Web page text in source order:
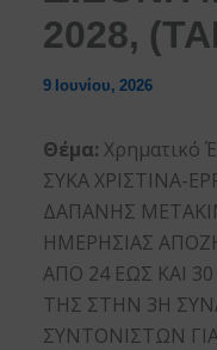
2028,
9 Ιουνίου, 2026
Θέμα: Χρηματικό
ΣΥΚΑ ΧΡΙΣΤΙΝΑ-
ΔΑΠΑΝΗΣ
ΗΜΕΡΗΣΙΑΣ
ΑΠΟ 24 ΕΩΣ ΚΑΙ
ΤΗΣ ΣΤΗΝ 3Η
ΣΥΝΤΟΝΙΣΤΩΝ